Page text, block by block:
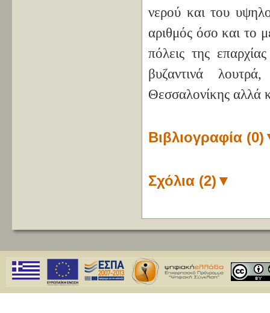
νερού και του
αριθμός όσο και το
πόλεις της
βυζαντινά
Θεσσαλονίκης αλλά
Βιβλιογραφία (0)
Σχόλια (2) ▼